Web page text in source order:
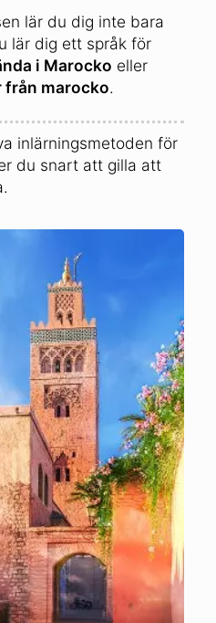
lär du dig inte bara
lär dig ett språk för
i Marocko eller
från marocko.
inlärningsmetoden för
du snart att gilla att